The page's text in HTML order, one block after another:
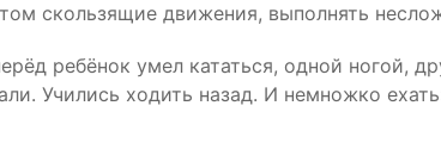
скользящие движения, выполнять
ребёнок умел кататься, одной ногой,
Учились ходить назад. И немножко